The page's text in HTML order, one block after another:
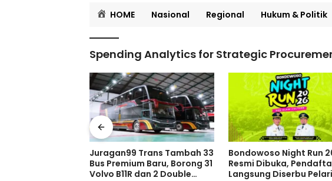
HOME Nasional Regional Hukum & Politik
Spending Analytics for Strategic
Bondowoso Night Run 2026
Resmi Dibuka, Pendaftaran
Langsung Diserbu Pelari,
Kisah Marc Klok, Kapten
Persib Bandung yang
Juara Piala Bulgaria